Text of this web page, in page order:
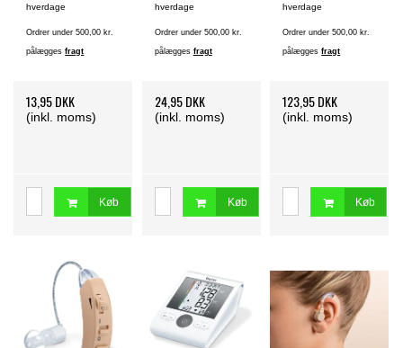
hverdage
Ordrer under 500,00 kr.
pålæggesfragt
13,95 DKK
(inkl. moms)
Køb
hverdage
Ordrer under 500,00 kr.
pålægges fragt
24,95 DKK
(inkl. moms)
Køb
hverdage
Ordrer under 500,00 kr.
pålæggesfragt
123,95 DKK
(inkl. moms)
Køb